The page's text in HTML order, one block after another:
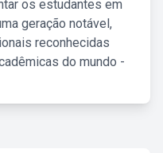
os estudantes em
geração notável,
reconhecidas
do mundo -